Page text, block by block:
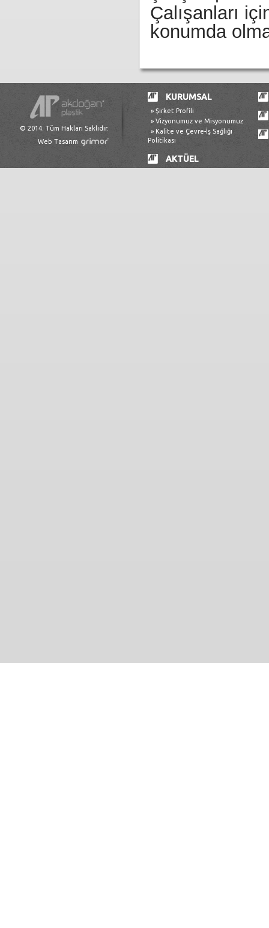
Çalışanları
konumda
© 2014. Tüm Hakları Saklıdır.
Web Tasarım
KURUMSAL
» Şirket Profili
» Vizyonumuz ve Misyonumuz
» Kalite ve Çevre-İş Sağlığı
Politikası
AKTÜEL